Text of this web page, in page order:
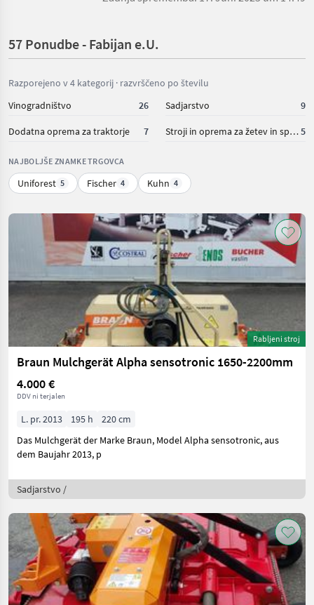
57 Ponudbe - Fabijan e.U.
Razporejeno v 4 kategorij · razvrščeno po številu
Vinogradništvo
26 Sadjarstvo 9
Dodatna oprema za traktorje 7 Stroji in oprema za žetev in spravilo5
NAJBOLJŠE ZNAMKE TRGOVCA
Uniforest 5 Fischer 4 Kuhn 4
Rabljeni stroj
Braun Mulchgerät Alpha sensotronic 1650-2200mm
4.000 €
DDV ni terjalen
L. pr. 2013 195 h
220 cm
Das Mulchgerät der Marke Braun, Model Alpha sensotronic, aus
dem Baujahr 2013, p
Sadjarstvo /